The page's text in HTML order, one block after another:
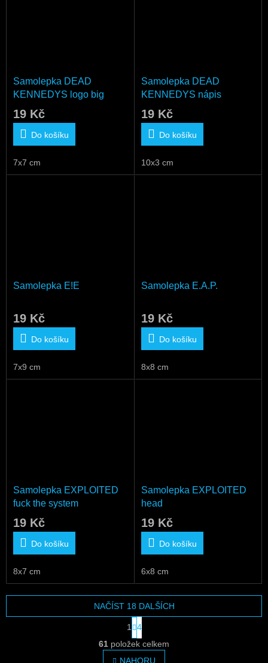
Samolepka DEAD
KENNEDYS logo big
19 Kč
Do košíku
7x7 cm
Samolepka DEAD
KENNEDYS nápis
19 Kč
Do košíku
10x3 cm
Samolepka E!E
19 Kč
Do košíku
7x9 cm
Samolepka E.A.P.
19 Kč
Do košíku
8x8 cm
Samolepka EXPLOITED
fuck the system
19 Kč
Do košíku
8x7 cm
Samolepka EXPLOITED
head
19 Kč
Do košíku
6x8 cm
O
v
NAČÍST 18 DALŠÍCH
t
r
á
1
4
61 položek celkem
NAHORU